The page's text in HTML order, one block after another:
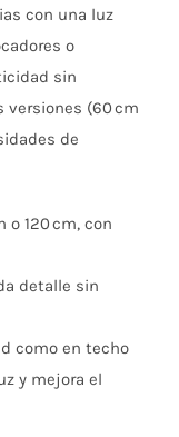
desde
hasta
con una luz
o
sin
versiones (60 cm
de
o 120 cm, con
detalle sin
como en techo
y mejora el